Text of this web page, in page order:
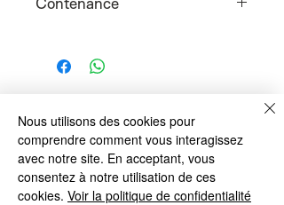
Grand : 400g
Articles
similaires
Nous utilisons des cookies pour
comprendre comment vous interagissez
avec notre site. En acceptant, vous
consentez à notre utilisation de ces
cookies. Voir la politique de confidentialité